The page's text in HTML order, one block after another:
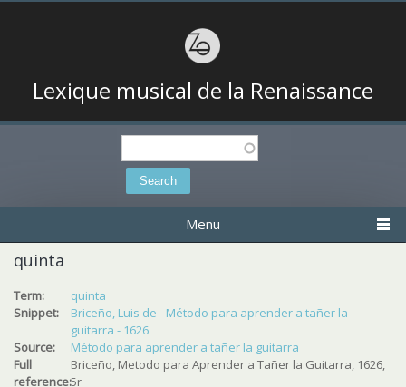
Lexique musical de la Renaissance
Search
Menu
quinta
Term:
quinta
Snippet:
Briceño, Luis de - Método para aprender a tañer la
guitarra - 1626
Source:
Método para aprender a tañer la guitarra
Full
reference:
Briceño, Metodo para Aprender a Tañer la Guitarra, 1626,
5r